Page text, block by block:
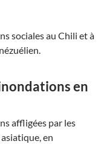
sociales au Chili et à
en
affligées par les
en